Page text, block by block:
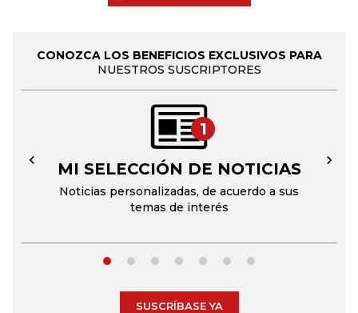
CONOZCA LOS BENEFICIOS EXCLUSIVOS PARA
NUESTROS SUSCRIPTORES
1
MI SELECCIÓN DE NOTICIAS
Noticias personalizadas, de acuerdo a sus
temas de interés
← →
SUSCRÍBASE YA